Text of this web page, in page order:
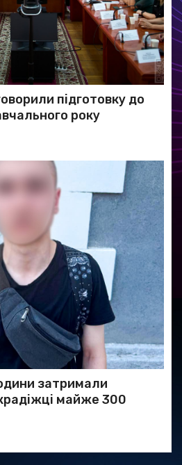
підготовку до
року
затримали
майже 300